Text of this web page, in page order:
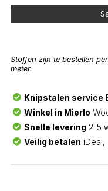
Stoffen zijn te bestellen
meter.
Knipstalen service
Winkel in Mierlo
Snelle levering 2-5
Veilig betalen